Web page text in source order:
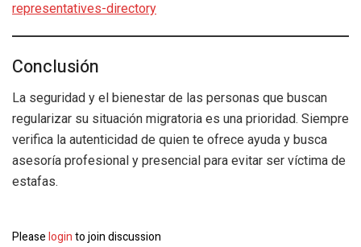
representatives-directory
Conclusión
La seguridad y el bienestar de las personas que buscan
regularizar su situación migratoria es una prioridad. Siempre
verifica la autenticidad de quien te ofrece ayuda y busca
asesoría profesional y presencial para evitar ser víctima de
estafas.
Pleaseloginto join discussion